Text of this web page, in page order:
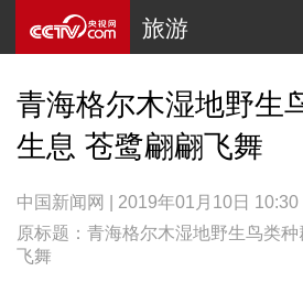
旅游
青海格尔木湿地野生
生息 苍鹭翩翩飞舞
中国新闻网 | 2019年01月10日 10:30
原标题：青海格尔木湿地野生鸟类
飞舞